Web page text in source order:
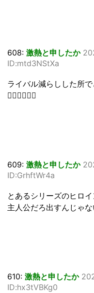
608: 激熱と申したか
ID:mtd3NStXa
ライバル減らしした所
🚶‍♀🚶‍♀🚶‍♀
609: 激熱と申したか
ID:GrhftWr4a
とあるシリーズのヒロ
主人公だろ出すんじゃ
610: 激熱と申したか
ID:hx3tVBKg0